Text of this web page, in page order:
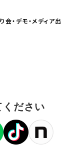
・デモ・メディア出
ださい